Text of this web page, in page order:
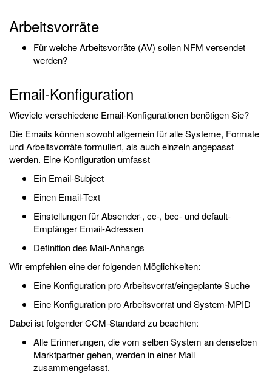
Arbeitsvorräte
Für welche Arbeitsvorräte (AV) sollen NFM versendet
werden?
Email-Konfiguration
Wieviele verschiedene Email-Konfigurationen benötigen Sie?
Die Emails können sowohl allgemein für alle Systeme, Formate
und Arbeitsvorräte formuliert, als auch einzeln angepasst
werden. Eine Konfiguration umfasst
Ein Email-Subject
Einen Email-Text
Einstellungen für Absender-, cc-, bcc- und default-
Empfänger Email-Adressen
Definition des Mail-Anhangs
Wir empfehlen eine der folgenden Möglichkeiten:
Eine Konfiguration pro Arbeitsvorrat/eingeplante Suche
Eine Konfiguration pro Arbeitsvorrat und System-MPID
Dabei ist folgender CCM-Standard zu beachten:
Alle Erinnerungen, die vom selben System an denselben
Marktpartner gehen, werden in einer Mail
zusammengefasst.